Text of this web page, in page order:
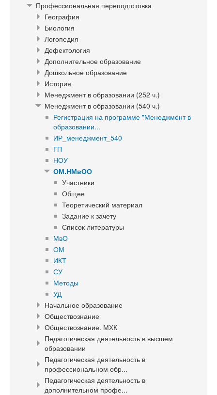
Профессиональная переподготовка
География
Биология
Логопедия
Дефектология
Дополнительное образование
Дошкольное образование
История
Менеджмент в образовании (252 ч.)
Менеджмент в образовании (540 ч.)
Регистрация на программе "Менеджмент в
образовании...
ИР_менеджмент_540
ГП
НОУ
ОМ.НМвОО
Участники
Общее
Теоретический материал
Задание к зачету
Список литературы
МвО
ОМ
ИКТ
СУ
Методы
УД
Начальное образование
Обществознание
Обществознание. МХК
Педагогическая деятельность в высшем
образовании
Педагогическая деятельность в
профессиональном обр...
Педагогическая деятельность в
дополнительном профе...